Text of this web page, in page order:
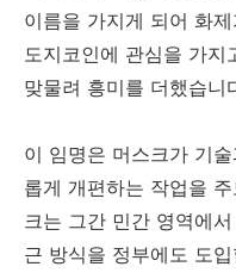
이름을 가지게 되어 화
도지코인에 관심을 가
맞물려 흥미를 더했습니
이 임명은 머스크가 기
롭게 개편하는 작업을
크는 그간 민간 영역에
근 방식을 정부에도 도